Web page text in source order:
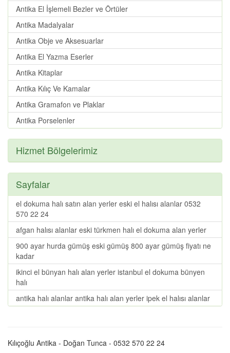
Antika El İşlemeli Bezler ve Örtüler
Antika Madalyalar
Antika Obje ve Aksesuarlar
Antika El Yazma Eserler
Antika Kitaplar
Antika Kılıç Ve Kamalar
Antika Gramafon ve Plaklar
Antika Porselenler
Hizmet Bölgelerimiz
Sayfalar
el dokuma halı satın alan yerler eski el halısı alanlar 0532
570 22 24
afgan halısı alanlar eski türkmen halı el dokuma alan yerler
900 ayar hurda gümüş eski gümüş 800 ayar gümüş fiyatı ne
kadar
ikinci el bünyan halı alan yerler istanbul el dokuma bünyen
halı
antika halı alanlar antika halı alan yerler ipek el halısı alanlar
Kılıçoğlu Antika - Doğan Tunca - 0532 570 22 24